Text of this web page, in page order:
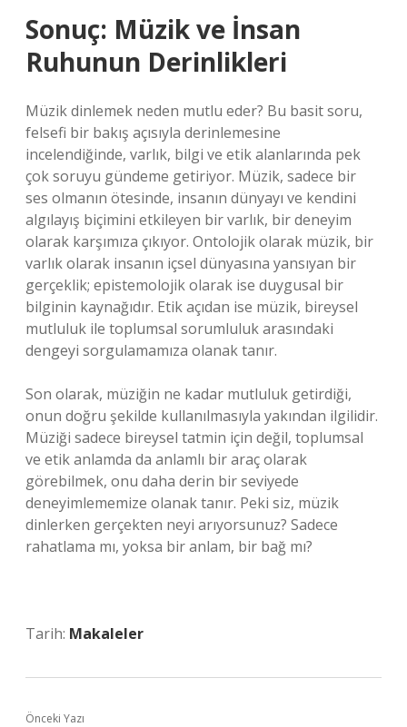
Sonuç: Müzik ve İnsan
Ruhunun Derinlikleri
Müzik dinlemek neden mutlu eder? Bu basit soru,
felsefi bir bakış açısıyla derinlemesine
incelendiğinde, varlık, bilgi ve etik alanlarında pek
çok soruyu gündeme getiriyor. Müzik, sadece bir
ses olmanın ötesinde, insanın dünyayı ve kendini
algılayış biçimini etkileyen bir varlık, bir deneyim
olarak karşımıza çıkıyor. Ontolojik olarak müzik, bir
varlık olarak insanın içsel dünyasına yansıyan bir
gerçeklik; epistemolojik olarak ise duygusal bir
bilginin kaynağıdır. Etik açıdan ise müzik, bireysel
mutluluk ile toplumsal sorumluluk arasındaki
dengeyi sorgulamamıza olanak tanır.
Son olarak, müziğin ne kadar mutluluk getirdiği,
onun doğru şekilde kullanılmasıyla yakından ilgilidir.
Müziği sadece bireysel tatmin için değil, toplumsal
ve etik anlamda da anlamlı bir araç olarak
görebilmek, onu daha derin bir seviyede
deneyimlememize olanak tanır. Peki siz, müzik
dinlerken gerçekten neyi arıyorsunuz? Sadece
rahatlama mı, yoksa bir anlam, bir bağ mı?
Tarih: Makaleler
Önceki Yazı